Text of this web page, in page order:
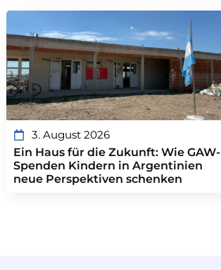
3. August 2026
Ein Haus für die Zukunft: Wie GAW-
Spenden Kindern in Argentinien
neue Perspektiven schenken